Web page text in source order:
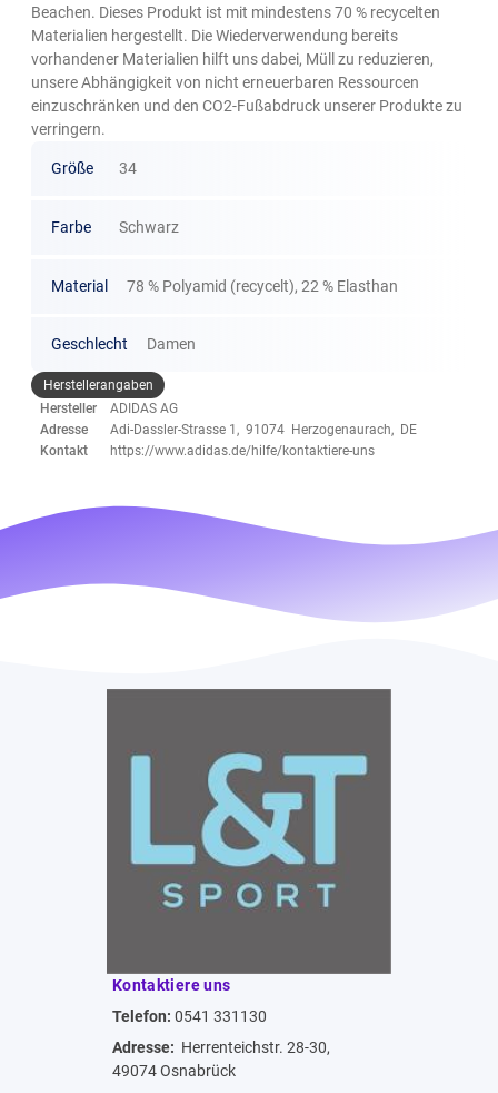
Beachen. Dieses Produkt ist mit mindestens 70 % recycelten
Materialien hergestellt. Die Wiederverwendung bereits
vorhandener Materialien hilft uns dabei, Müll zu reduzieren,
unsere Abhängigkeit von nicht erneuerbaren Ressourcen
einzuschränken und den CO2-Fußabdruck unserer Produkte zu
verringern.
Größe 34
Farbe Schwarz
Material 78 % Polyamid (recycelt), 22 % Elasthan
Geschlecht Damen
Herstellerangaben
Hersteller
ADIDAS AG
Adresse
Adi-Dassler-Strasse 1, 91074 Herzogenaurach, DE
Kontakt
https://www.adidas.de/hilfe/kontaktiere-uns
Kontaktiere uns
Telefon: 0541 331130
Adresse: Herrenteichstr. 28-30,
49074 Osnabrück